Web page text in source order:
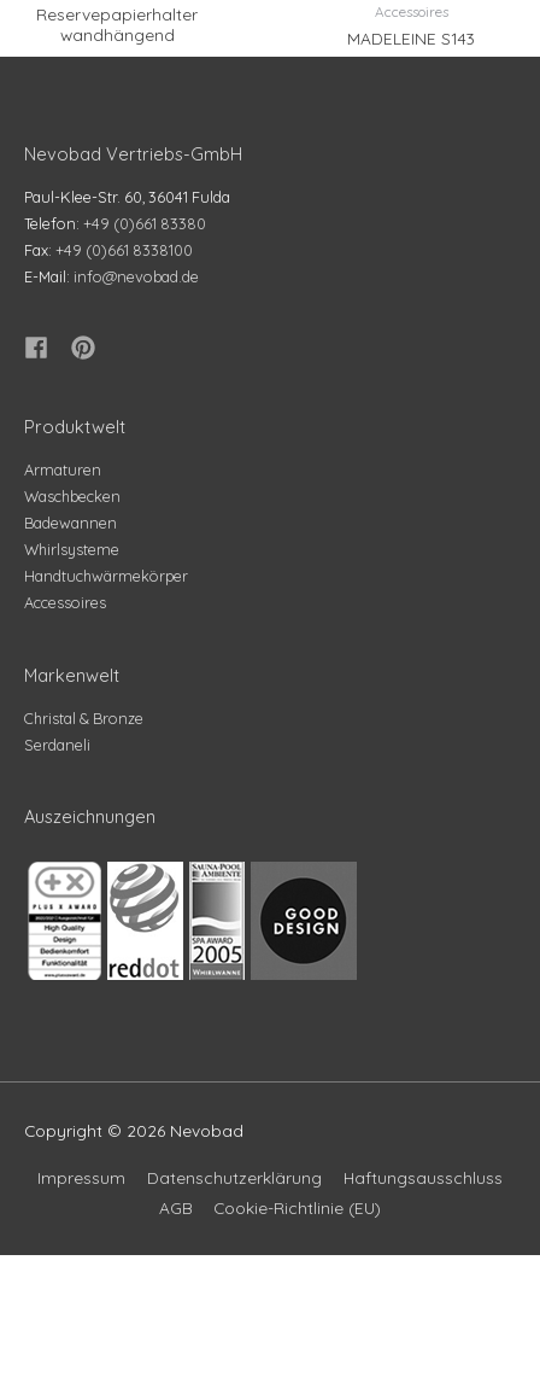
Reservepapierhalter
wandhängend
Accessoires
MADELEINE S143
Nevobad Vertriebs-GmbH
Paul-Klee-Str. 60, 36041 Fulda
Telefon: +49 (0)661 83380
Fax: +49 (0)661 8338100
E-Mail: info@nevobad.de
Produktwelt
Armaturen
Waschbecken
Badewannen
Whirlsysteme
Handtuchwärmekörper
Accessoires
Markenwelt
Christal & Bronze
Serdaneli
Auszeichnungen
Copyright © 2026 Nevobad
Impressum Datenschutzerklärung
Haftungsausschluss
AGB
Cookie-Richtlinie (EU)